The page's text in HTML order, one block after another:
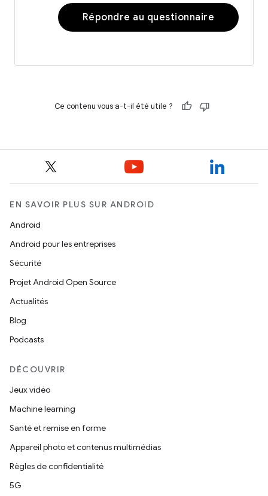
Répondre au questionnaire
Ce contenu vous a-t-il été utile ?
EN SAVOIR PLUS SUR ANDROID
Android
Android pour les entreprises
Sécurité
Projet Android Open Source
Actualités
Blog
Podcasts
DÉCOUVRIR
Jeux vidéo
Machine learning
Santé et remise en forme
Appareil photo et contenus multimédias
Règles de confidentialité
5G